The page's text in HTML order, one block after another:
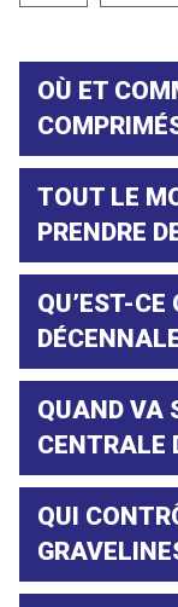
OÙ ET
TOUT LE
PRENDRE
QU’EST-CE
QUAND VA
CENTRALE
QUI